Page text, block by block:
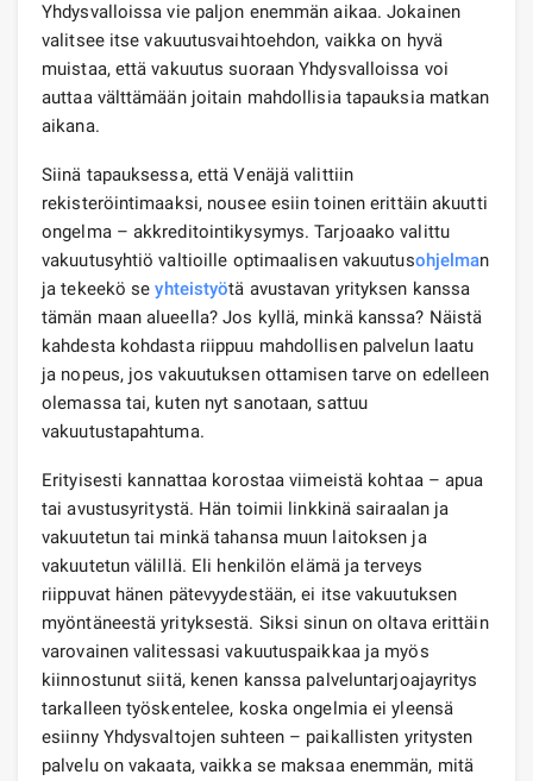
Yhdysvalloissa vie paljon enemmän aikaa. Jokainen
valitsee itse vakuutusvaihtoehdon, vaikka on hyvä
muistaa, että vakuutus suoraan Yhdysvalloissa voi
auttaa välttämään joitain mahdollisia tapauksia matkan
aikana.
Siinä tapauksessa, että Venäjä valittiin
rekisteröintimaaksi, nousee esiin toinen erittäin akuutti
ongelma – akkreditointikysymys. Tarjoaako valittu
vakuutusyhtiö valtioille optimaalisen vakuutusohjelman
ja tekeekö seyhteistyötä avustavan yrityksen kanssa
tämän maan alueella? Jos kyllä, minkä kanssa? Näistä
kahdesta kohdasta riippuu mahdollisen palvelun laatu
ja nopeus, jos vakuutuksen ottamisen tarve on edelleen
olemassa tai, kuten nyt sanotaan, sattuu
vakuutustapahtuma.
Erityisesti kannattaa korostaa viimeistä kohtaa – apua
tai avustusyritystä. Hän toimii linkkinä sairaalan ja
vakuutetun tai minkä tahansa muun laitoksen ja
vakuutetun välillä. Eli henkilön elämä ja terveys
riippuvat hänen pätevyydestään, ei itse vakuutuksen
myöntäneestä yrityksestä. Siksi sinun on oltava erittäin
varovainen valitessasi vakuutuspaikkaa ja myös
kiinnostunut siitä, kenen kanssa palveluntarjoajayritys
tarkalleen työskentelee, koska ongelmia ei yleensä
esiinny Yhdysvaltojen suhteen – paikallisten yritysten
palvelu on vakaata, vaikka se maksaa enemmän, mitä